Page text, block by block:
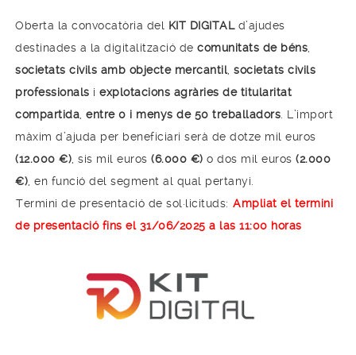
Oberta la convocatòria del KIT DIGITALd’ajudes
destinades a la digitalització de comunitats de béns,
societats civils amb objecte mercantil, societats civils
professionals i explotacions agràries de titularitat
compartida, entre 0 i menys de 50 treballadors. L’import
màxim d’ajuda per beneficiari serà de dotze mil euros
(12.000 €), sis mil euros (6.000 €) o dos mil euros (2.000
€), en funció del segment al qual pertanyi.
Termini de presentació de sol·licituds: Ampliat el termini
de presentació fins el 31/06/2025 a las 11:00 horas